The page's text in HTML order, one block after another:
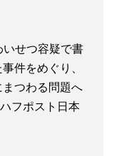
いせつ容疑で書
件をめぐり、
つわる問題へ
フポスト日本